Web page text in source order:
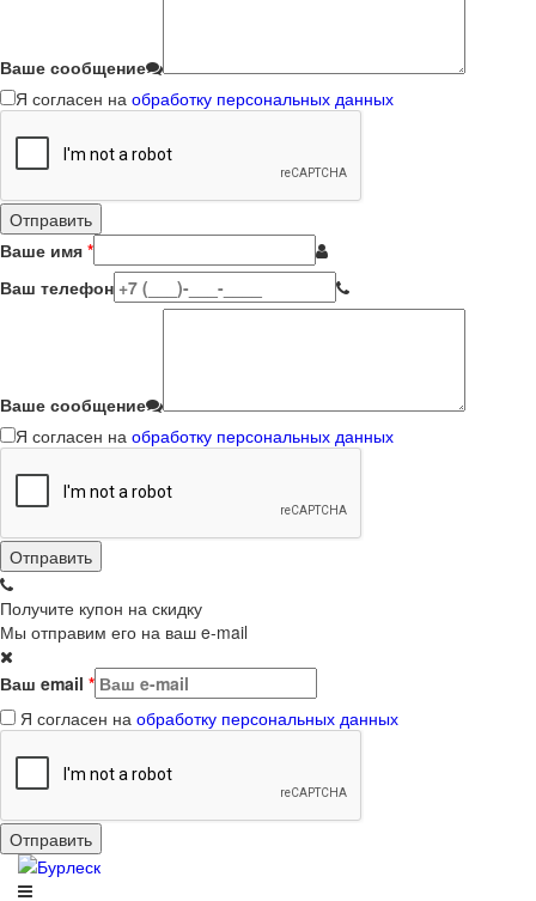
Ваше сообщение
Я согласен на обработку персональных данных
Ваше имя *
Ваш телефон
Ваше сообщение
Я согласен на обработку персональных данных
Получите купон на скидку
Мы отправим его на ваш e-mail
Ваш email *
Я согласен на обработку персональных данных